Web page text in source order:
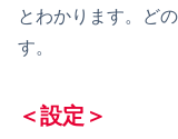
とわかります。ど
す。
＜設定＞